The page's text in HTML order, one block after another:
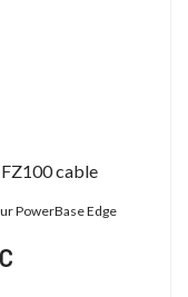
cable
PowerBase Edge